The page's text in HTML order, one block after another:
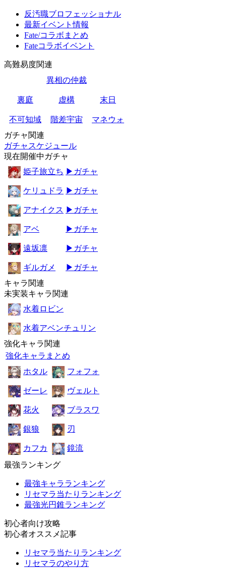
反汚職ブロフェッショナル
最新イベント情報
Fate/コラボまとめ
Fateコラボイベント
高難易度関連
異相の仲裁
裏庭 虚構 末日
不可知域 階差宇宙
マネウォ
ガチャ関連
ガチャスケジュール
現在開催中ガチャ
姫子旅立ち ▶ガチャ
ケリュドラ ▶ガチャ
アナイクス ▶ガチャ
アベ ▶ガチャ
遠坂凛 ▶ガチャ
ギルガメ
▶ガチャ
キャラ関連
未実装キャラ関連
水着ロビン
水着アベンチュリン
強化キャラ関連
強化キャラまとめ
ホタル
フォフォ
ゼーレ ヴェルト
花火 ブラスワ
銀狼 刃
カフカ
鏡流
最強ランキング
最強キャラランキング
リセマラ当たりランキング
最強光円錐ランキング
初心者向け攻略
初心者オススメ記事
リセマラ当たりランキング
リセマラのやり方